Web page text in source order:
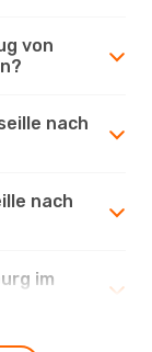
von
nach
nach
im